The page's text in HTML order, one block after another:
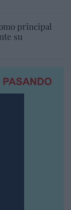
principal
su